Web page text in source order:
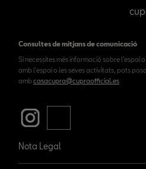
Consultes de mitjans de comunicació
Si necessites més informació sobre l'espai
amb l'espai o les seves activitats, pots
amb casacupra@cupraofficial.es
Nota Legal